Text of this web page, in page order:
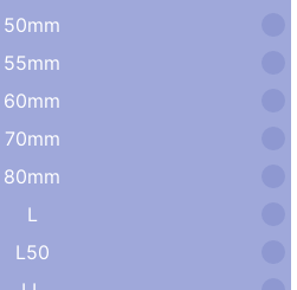
50mm
55mm
60mm
70mm
80mm
L
L50